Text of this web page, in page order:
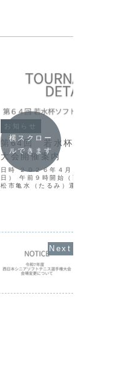
お知らせ
第64回 若水杯ソフトテ
大会開催案内
日時 ２０２６年４月２９日（水：
日） 午前９時開始（雨天中止）場
松市亀水（たるみ）運動センター庭
881-0182） 高松市亀岡テニ
ト：砂入人工芝コート4面※ 男子
横スクロー
ルできます